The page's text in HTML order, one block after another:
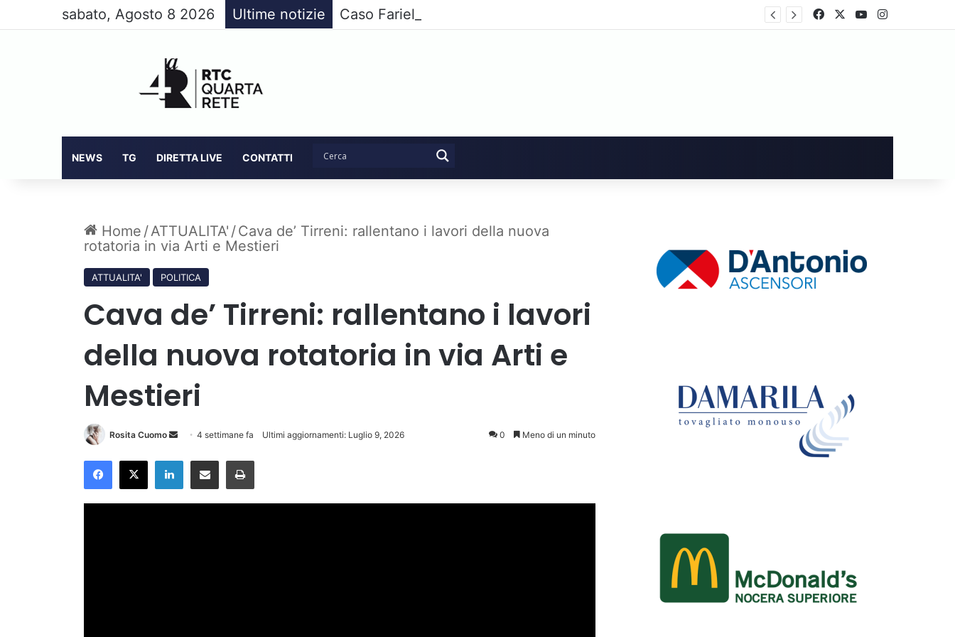
sabato, Agosto 8 2026 Ultime notizie Caso Fariello, l’opposizione compatta non partecipa al voto FacebookYou TubeInstagram
NEWS TG DIRETTA LIVE CONTATTI
Home /ATTUALITA' /Cava de’ Tirreni: rallentano i lavori della nuova
rotatoria in via Arti e Mestieri
ATTUALITA' POLITICA
Cava de’ Tirreni: rallentano i lavori
della nuova rotatoria in via Arti e
Mestieri
Rosita Cuomo
Invia 4 settimane fa Ultimi aggiornamenti: Luglio 9, 2026 0 Meno di un minuto
Facebook
X LinkedIn
Condividi via EmailStampa